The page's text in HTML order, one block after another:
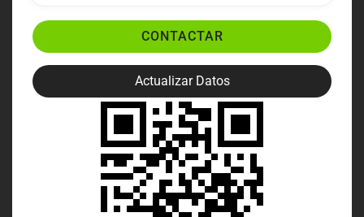
CONTACTAR
Actualizar Datos